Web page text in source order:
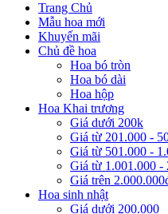
Trang Chủ
Mẫu hoa mới
Khuyến mãi
Chủ đề hoa
Hoa bó tròn
Hoa bó dài
Hoa hộp
Hoa Khai trương
Giá dưới 200k
Giá từ 201.000 -
Giá từ 501.000 -
Giá từ 1.001.000 -
Giá trên
Hoa sinh nhật
Giá dưới 200.000